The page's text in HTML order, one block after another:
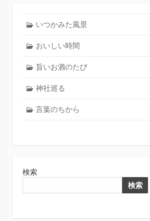
いつかみた風景
おいしい時間
旨いお酒のたび
神社巡る
言葉のちから
検索
検索